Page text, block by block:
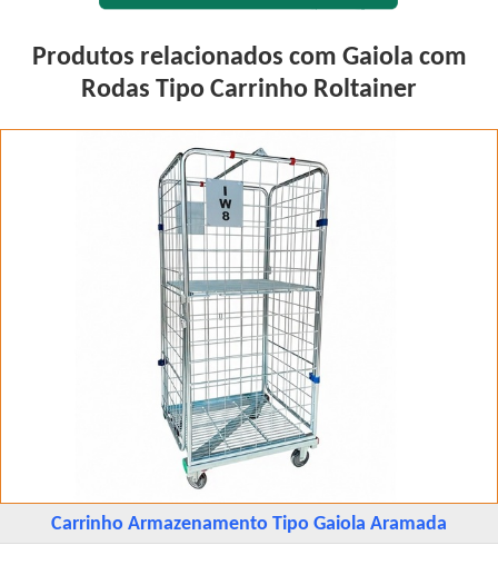
Produtos relacionados com Gaiola com
Rodas Tipo Carrinho Roltainer
Carrinho Armazenamento Tipo Gaiola Aramada